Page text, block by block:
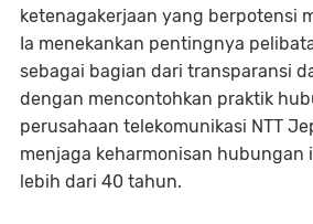
ketenagakerjaan yang berpotensi
Ia menekankan pentingnya
sebagai bagian dari transparansi
dengan mencontohkan praktik
perusahaan telekomunikasi NTT
menjaga keharmonisan hubungan
lebih dari 40 tahun.